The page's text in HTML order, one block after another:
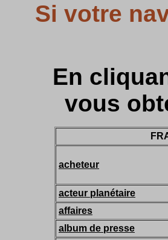
Si votre
En
vous
acheteur
acteur planétaire
affaires
album de presse